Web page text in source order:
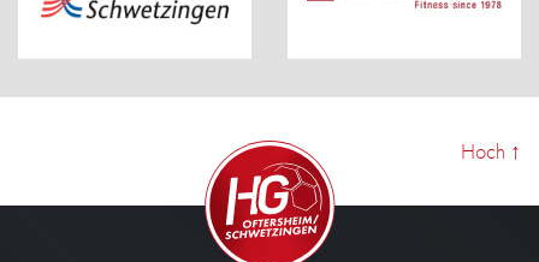
Hoch ↑